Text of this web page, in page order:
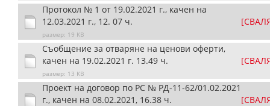
Протокол № 1 от 19.02.2021 г., качен на
12.03.2021 г., 12. 07 ч.
размер: 19 KB
Съобщение за отваряне на ценови оферти,
качен на 19.02.2021 г. 13.49 ч.
размер: 13 KB
Проект на договор по РС № РД-11-62/01.02.2021
г., качен на 08.02.2021, 16.38 ч.